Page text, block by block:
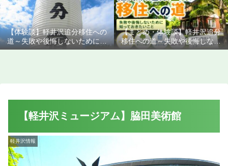
【体験談】軽井沢追分移住への
道～失敗や後悔しないために知
っておきたいこと
【まとめ・体験談】軽井沢追分
移住への道～失敗や後悔しない
ために知っておきたいこと
【軽井沢ミュージアム】脇田美術館
軽井沢情報